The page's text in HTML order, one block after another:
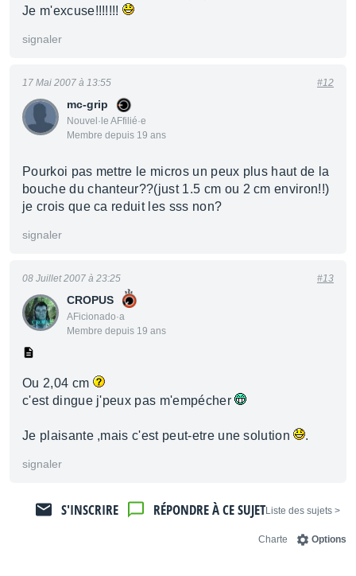
Je m'excuse!!!!!!!
signaler
mc-grip
Nouvel·le AFfilié·e
Membre depuis 19 ans
17 Mai 2007 à 13:55 #12
Pourkoi pas mettre le micros un peux plus haut de la
bouche du chanteur??(just 1.5 cm ou 2 cm environ!!)
je crois que ca reduit les sss non?
signaler
CROPUS
AFicionado·a
Membre depuis 19 ans
08 Juillet 2007 à 23:25 #13
Ou 2,04 cm
c'est dingue j'peux pas m'empécher
Je plaisante ,mais c'est peut-etre une solution .
signaler
< Liste des sujets
RÉPONDRE À CE SUJET
S'INSCRIRE
Options
Charte